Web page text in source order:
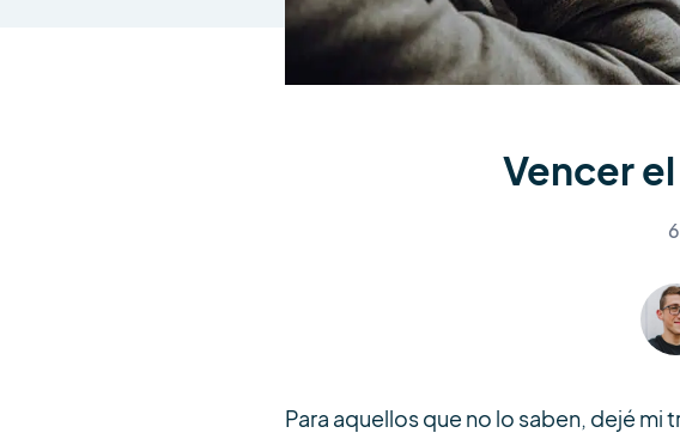
Vencer
Para aquellos que no lo saben, dejé